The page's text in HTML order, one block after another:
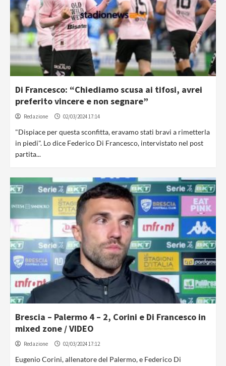
Di Francesco: “Chiediamo scusa ai tifosi, avrei
preferito vincere e non segnare”
Redazione 02/03/2024 17:14
"Dispiace per questa sconfitta, eravamo stati bravi a rimetterla
in piedi". Lo dice Federico Di Francesco, intervistato nel post
partita...
Brescia – Palermo 4 – 2, Corini e Di Francesco in
mixed zone / VIDEO
Redazione 02/03/2024 17:12
Eugenio Corini, allenatore del Palermo, e Federico Di